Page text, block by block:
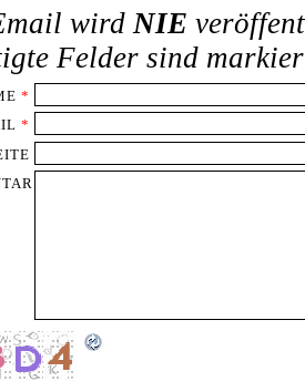
wirdNIE
Felder sind
*
*